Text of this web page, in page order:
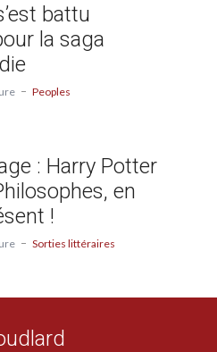
battu
la saga
Peoples
: Harry Potter
en
!
Sorties littéraires